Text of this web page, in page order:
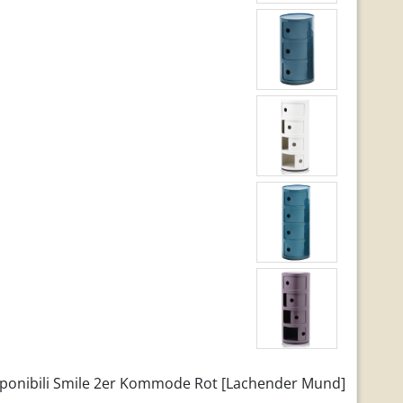
Smile 2er Kommode Rot [Lachender Mund]